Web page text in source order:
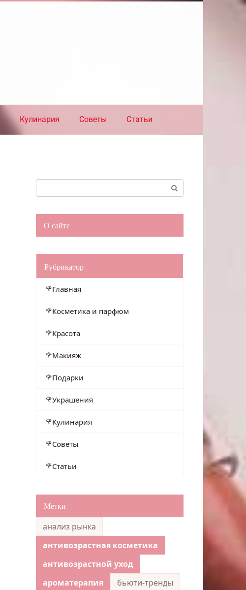
Кулинария Советы Статьи
О сайте
Рубрикатор
Главная
Косметика и парфюм
Красота
Макияж
Подарки
Украшения
Кулинария
Советы
Статьи
Метки
анализ рынка
антивозрастная косметика
антивозрастной уход
ароматерапия
бьюти-тренды